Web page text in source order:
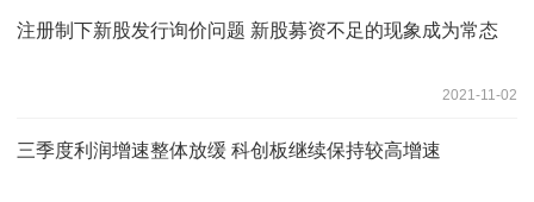
注册制下新股发行询价问题 新股募资不足的现象成为常态
2021-11-02
三季度利润增速整体放缓 科创板继续保持较高增速